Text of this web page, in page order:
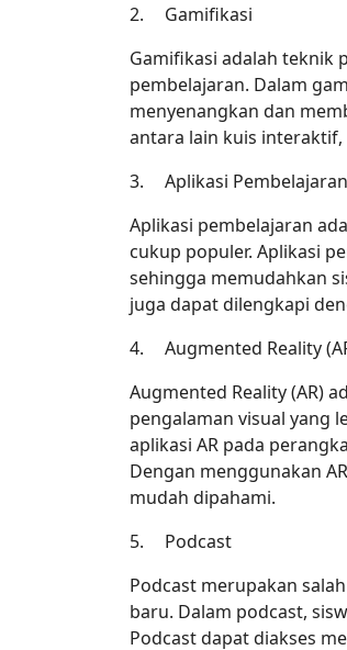
2.
Gamifikasi
Gamifikasi adalah teknik
pembelajaran. Dalam
menyenangkan dan
antara lain kuis
3.
Aplikasi Pembelajaran
Aplikasi pembelajaran
cukup populer. Aplikasi
sehingga memudahkan
juga dapat dilengkapi
4.
Augmented Reality
Augmented Reality (AR)
pengalaman visual yang
aplikasi AR pada
Dengan menggunakan
mudah dipahami.
5.
Podcast
Podcast merupakan
baru. Dalam podcast,
Podcast dapat diakses